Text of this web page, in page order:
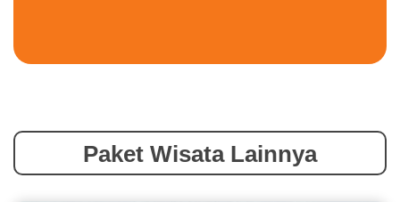
Paket Wisata Lainnya